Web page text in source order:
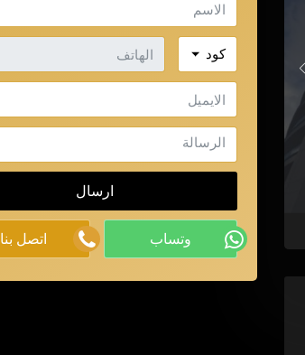
كود
الهاتف
الايميل
الرسالة
ارسال
وتساب اتصل بنا